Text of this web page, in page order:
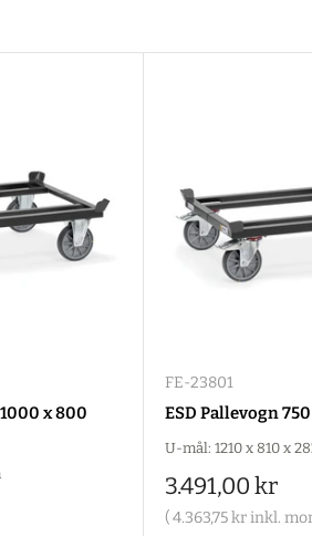
x 800
FE-23801
ESD Pallevogn
U-mål: 1210 x 810 x
Salgspris
3.491,00 kr
(4.363,75 krinkl.